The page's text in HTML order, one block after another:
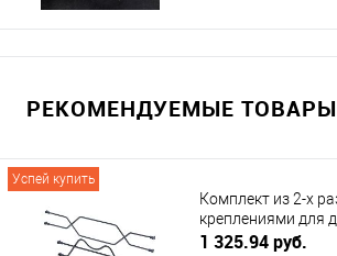
РЕКОМЕНДУЕМЫЕ ТОВАРЫ
Успей купить
Комплект из 2-х
креплениями для
на ширину 900 мм
1 325.94 руб.